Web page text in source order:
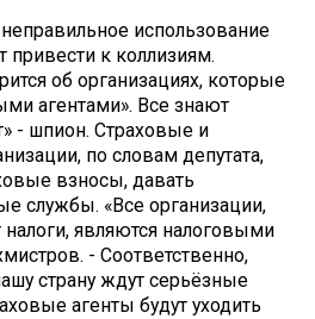
использование
привести к коллизиям.
об организациях, которые
агентами». Все знают
- шпион. Страховые и
по словам депутата,
взносы, давать
службы. «Все организации,
являются налоговыми
- Соответственно,
страну ждут серьёзные
агенты будут уходить